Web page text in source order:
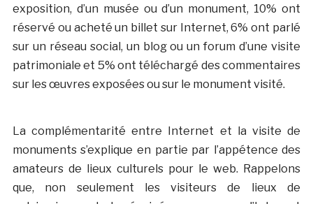
exposition, d’un musée ou d’un monument, 10% ont
réservé ou acheté un billet sur Internet, 6% ont parlé
sur un réseau social, un blog ou un forum d’une visite
patrimoniale et 5% ont téléchargé des commentaires
sur les œuvres exposées ou sur le monument visité.
La complémentarité entre Internet et la visite de
monuments s’explique en partie par l’appétence des
amateurs de lieux culturels pour le web. Rappelons
que, non seulement les visiteurs de lieux de